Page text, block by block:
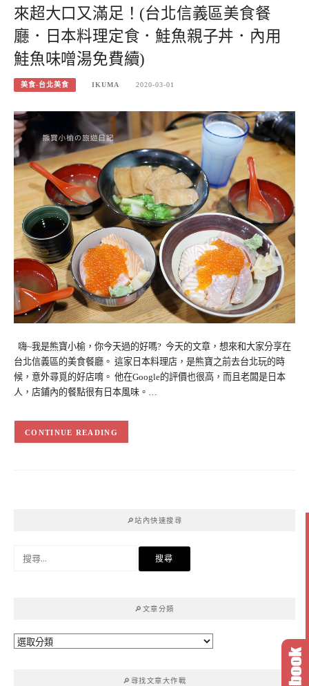
來超大口又滿足！(台北信義區美食餐
廳．日本料理定食．鮭魚親子丼．內用
鮭魚味噌湯免費續)
美食-台北美食 IKUMA 2020-03-01
嗨~我是熊寶小榆，你今天過的好嗎? 今天的文章，想來和大家分享在
台北信義區的美食餐廳。 這家日本料理店，是熊寶之前去台北玩的時
候，意外尋覓的好店唷。 他在Google的評價也很高，而且老闆是日本
人，店鋪內的餐點很有日本風味。…
CONTINUE READING
🔎站內快速搜尋
🔎文章分類
🔎
🔎尋找文章大作戰